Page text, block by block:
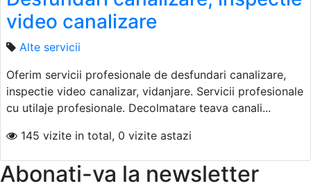
video canalizare
Alte servicii
Oferim servicii profesionale de desfundari canalizare,
inspectie video canalizar, vidanjare. Servicii profesionale
cu utilaje profesionale. Decolmatare teava canali...
145 vizite in total, 0 vizite astazi
Abonati-va la newsletter